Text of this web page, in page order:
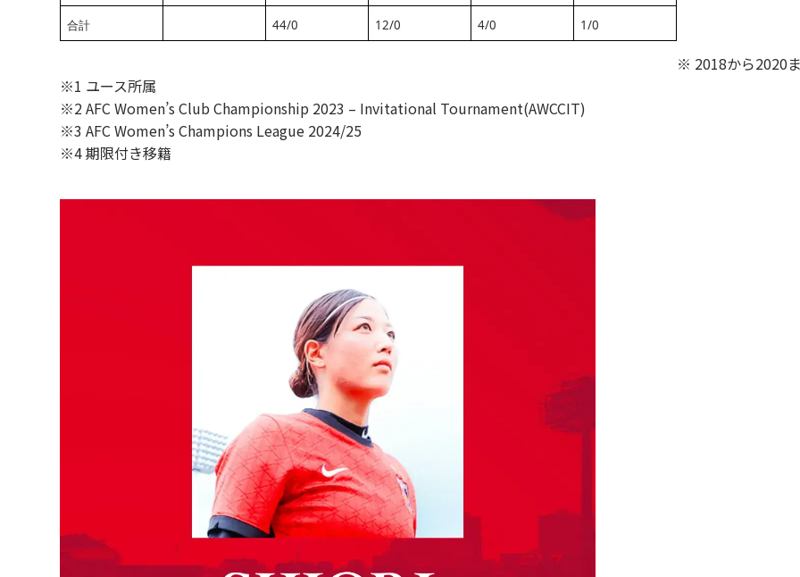
合計 44/0 12/0 4/0 1/0
※ 2018から2020
※1 ユース所属
※2 AFC Women’s Club Championship 2023 – Invitational Tournament(AWCCIT)
※3 AFC Women’s Champions League 2024/25
※4 期限付き移籍